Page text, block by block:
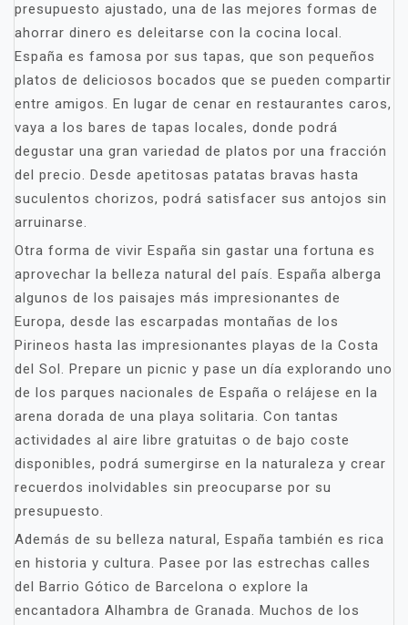
presupuesto ajustado, una de las mejores formas de
ahorrar dinero es deleitarse con la cocina local.
España es famosa por sus tapas, que son pequeños
platos de deliciosos bocados que se pueden compartir
entre amigos. En lugar de cenar en restaurantes caros,
vaya a los bares de tapas locales, donde podrá
degustar una gran variedad de platos por una fracción
del precio. Desde apetitosas patatas bravas hasta
suculentos chorizos, podrá satisfacer sus antojos sin
arruinarse.
Otra forma de vivir España sin gastar una fortuna es
aprovechar la belleza natural del país. España alberga
algunos de los paisajes más impresionantes de
Europa, desde las escarpadas montañas de los
Pirineos hasta las impresionantes playas de la Costa
del Sol. Prepare un picnic y pase un día explorando uno
de los parques nacionales de España o relájese en la
arena dorada de una playa solitaria. Con tantas
actividades al aire libre gratuitas o de bajo coste
disponibles, podrá sumergirse en la naturaleza y crear
recuerdos inolvidables sin preocuparse por su
presupuesto.
Además de su belleza natural, España también es rica
en historia y cultura. Pasee por las estrechas calles
del Barrio Gótico de Barcelona o explore la
encantadora Alhambra de Granada. Muchos de los